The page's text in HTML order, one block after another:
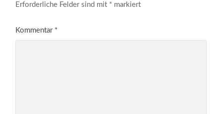
Erforderliche Felder sind mit * markiert
Kommentar *